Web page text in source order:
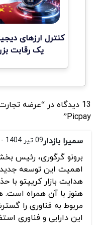
کنترل ارزهای
یک رقابت
13 دیدگاه در “عرضه
Picpay”
سمیرا بازدار09 تیر 1404 - 13:10
اهمیت این توسعه
هدایت بازار کریپتو
هنوز با آن همراه
مربوط به فناوری را
این دارایی و فناوری